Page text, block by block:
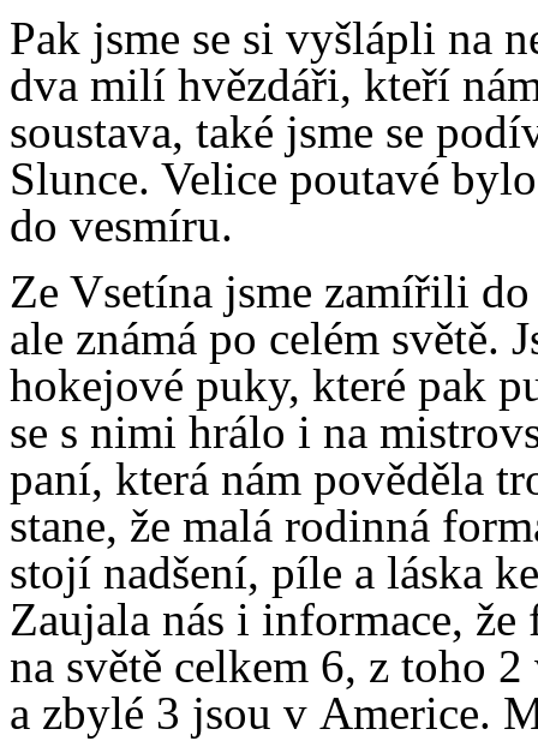
Pak jsme se si vyšlápli na
dva milí hvězdáři, kteří
soustava, také jsme se
Slunce. Velice poutavé
do vesmíru.
Ze Vsetína jsme zamířili
ale známá po celém světě.
hokejové puky, které pak
se s nimi hrálo i na
paní, která nám pověděla
stane, že malá rodinná
stojí nadšení, píle a láska
Zaujala nás i informace,
na světě celkem 6, z toho
a zbylé 3 jsou v Americe.